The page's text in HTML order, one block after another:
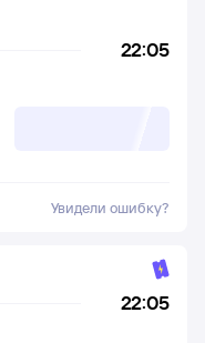
22:05
Увидели ошибку?
22:05